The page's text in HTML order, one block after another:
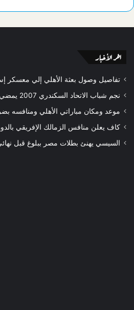
اخر الأخبار
تفاصيل وصول بعثة الأهلي إلي معسكر
نجم شباب الاتحاد السكندري 2007 يمضي علي أولي خطوات الإحتراف
موعد ومكان مباراتي الأهلي ومنافسه
كاف يعلن منافس الزمالك الإفريقي
السيسي يهنئ بطلات مصر ببلوغ قبل